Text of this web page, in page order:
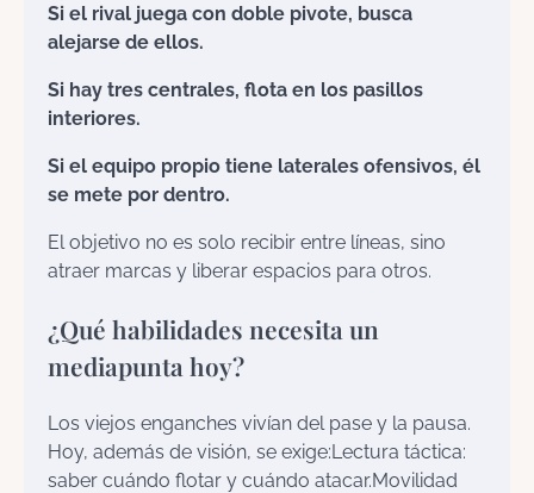
Si el rival juega con doble pivote, busca
alejarse de ellos.
Si hay tres centrales, flota en los pasillos
interiores.
Si el equipo propio tiene laterales ofensivos, él
se mete por dentro.
El objetivo no es solo recibir entre líneas, sino
atraer marcas y liberar espacios para otros.
¿Qué habilidades necesita un
mediapunta hoy?
Los viejos enganches vivían del pase y la pausa.
Hoy, además de visión, se exige:Lectura táctica:
saber cuándo flotar y cuándo atacar.Movilidad